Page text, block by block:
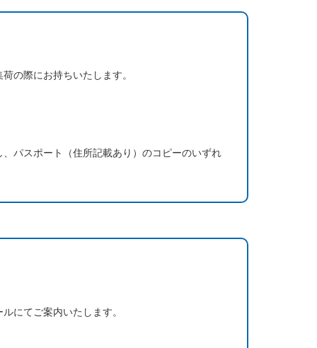
の際にお持ちいたします。
パスポート（住所記載あり）のコピーのいずれ
にてご案内いたします。